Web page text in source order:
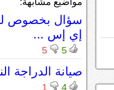
سؤال بخصوص
إي إس ...
5
5
صيانة الدراجة
4
1